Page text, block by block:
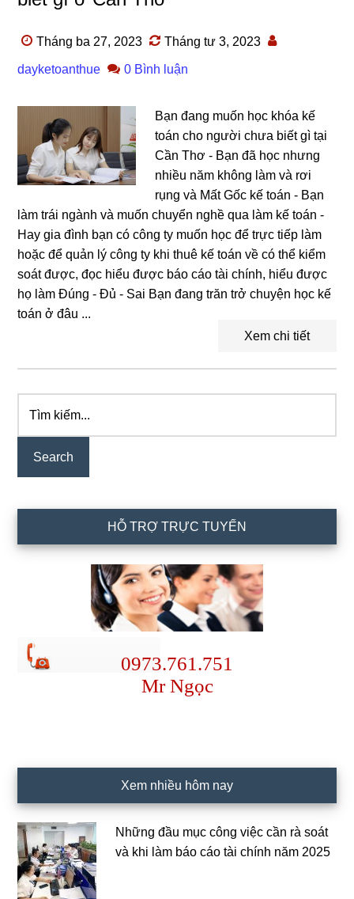
Tháng ba 27, 2023 Tháng tư 3, 2023
dayketoanthue 0 Bình luận
Bạn đang muốn học khóa kế
toán cho người chưa biết gì tại
Cần Thơ - Bạn đã học nhưng
nhiều năm không làm và rơi
rụng và Mất Gốc kế toán - Bạn
làm trái ngành và muốn chuyển nghề qua làm kế toán -
Hay gia đình bạn có công ty muốn học để trực tiếp làm
hoặc để quản lý công ty khi thuê kế toán về có thể kiểm
soát được, đọc hiểu được báo cáo tài chính, hiểu được
họ làm Đúng - Đủ - Sai Bạn đang trăn trở chuyện học kế
toán ở đâu ...
Xem chi tiết
Primary
Sidebar
kiếm...
HỖ TRỢ TRỰC TUYẾN
0973.761.751
Mr Ngọc
Xem nhiều hôm nay
Những đầu mục công việc cần rà soát
và khi làm báo cáo tài chính năm 2025